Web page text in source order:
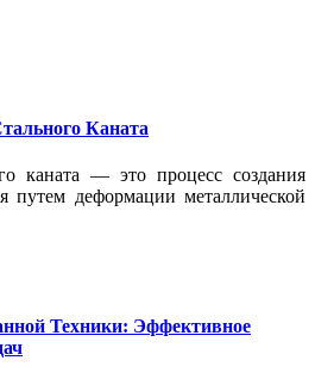
Каната
каната — это процесс создания
путем деформации металлической
Техники: Эффективное